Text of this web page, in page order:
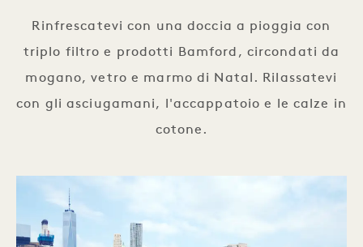
Rinfrescatevi con una doccia a pioggia con
triplo filtro e prodotti Bamford, circondati da
mogano, vetro e marmo di Natal. Rilassatevi
con gli asciugamani, l'accappatoio e le calze in
cotone.